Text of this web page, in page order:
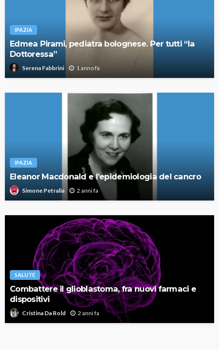
IPAZIA
Edmea Pirami, pediatra bolognese. Per tutti “la
Dottoressa”
Serena Fabbrini 1 anno fa
IPAZIA
Eleanor Macdonald e l’epidemiologia del cancro
Simone Petralia 2 anni fa
SALUTE
Combattere il glioblastoma, fra nuovi farmaci e
dispositivi
Cristina Da Rold 2 anni fa